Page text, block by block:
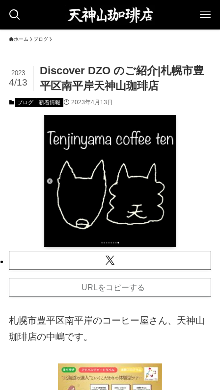
ホーム ブログ
Discover DZO のご紹介|札幌市豊
平区南平岸天神山珈琲店
2023
4/13
ブログ 新着情報 2023年4月13日
URLをコピーする
札幌市豊平区南平岸のコーヒー屋さん、天神山
珈琲店の中嶋です。